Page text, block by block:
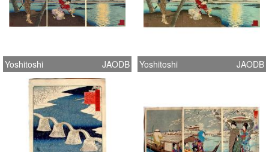
Yoshitoshi JAODB Yoshitoshi JAODB